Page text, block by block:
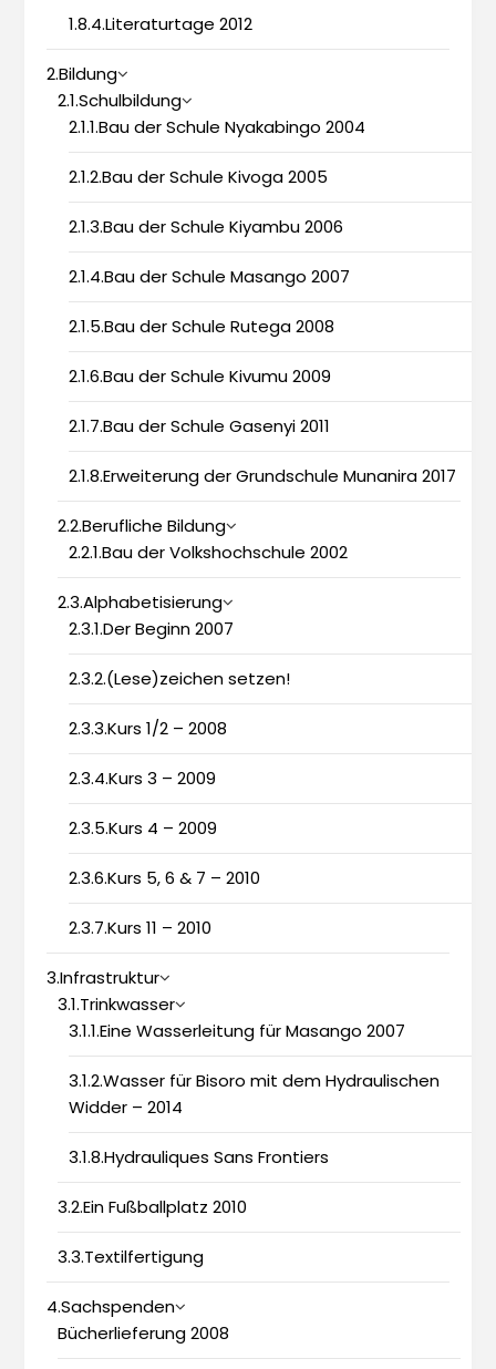
1.8.4.Literaturtage 2012
2.Bildung
2.1.Schulbildung
2.1.1.Bau der Schule Nyakabingo 2004
2.1.2.Bau der Schule Kivoga 2005
2.1.3.Bau der Schule Kiyambu 2006
2.1.4.Bau der Schule Masango 2007
2.1.5.Bau der Schule Rutega 2008
2.1.6.Bau der Schule Kivumu 2009
2.1.7.Bau der Schule Gasenyi 2011
2.1.8.Erweiterung der Grundschule Munanira 2017
2.2.Berufliche Bildung
2.2.1.Bau der Volkshochschule 2002
2.3.Alphabetisierung
2.3.1.Der Beginn 2007
2.3.2.(Lese)zeichen setzen!
2.3.3.Kurs 1/2 – 2008
2.3.4.Kurs 3 – 2009
2.3.5.Kurs 4 – 2009
2.3.6.Kurs 5, 6 & 7 – 2010
2.3.7.Kurs 11 – 2010
3.Infrastruktur
3.1.Trinkwasser
3.1.1.Eine Wasserleitung für Masango 2007
3.1.2.Wasser für Bisoro mit dem Hydraulischen
Widder – 2014
3.1.8.Hydrauliques Sans Frontiers
3.2.Ein Fußballplatz 2010
3.3.Textilfertigung
4.Sachspenden
Bücherlieferung 2008